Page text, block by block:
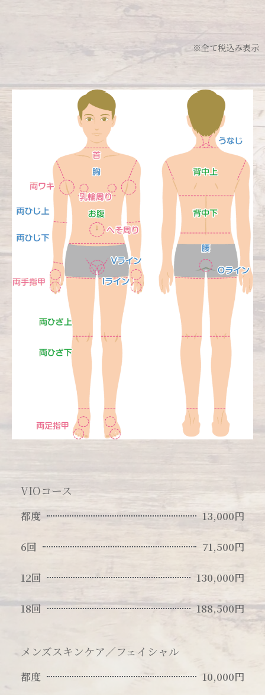
※全て税込み表示
VIOコース
都度 13,000円
6回 71,500円
12回 130,000円
18回 188,500円
メンズスキンケア／フェイシャル
都度 10,000円